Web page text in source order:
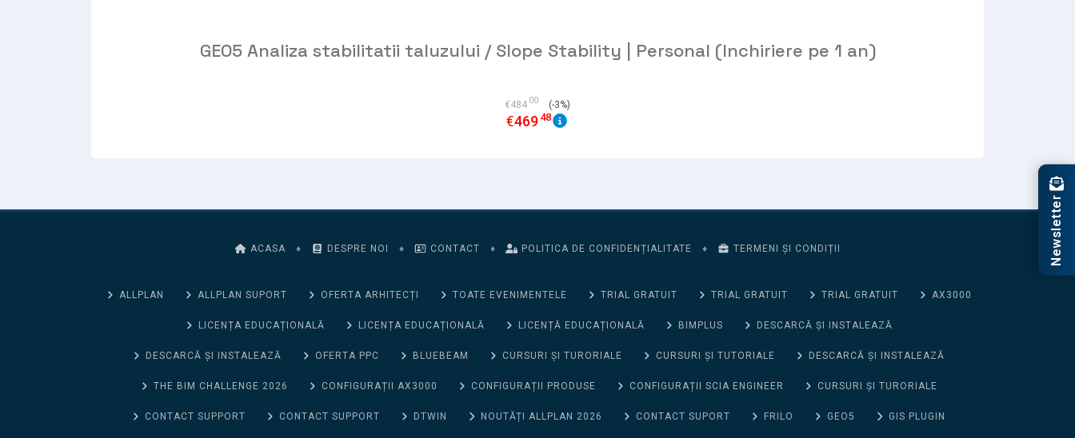
GEO5 Analiza stabilitatii taluzului / Slope Stability | Personal (Inchiriere pe 1 an)
€484 00 (-3%)
€469 48
ACASA ♦ DESPRE NOI ♦ CONTACT ♦ POLITICA DE CONFIDENȚIALITATE ♦ TERMENI ȘI CONDIȚII
ALLPLAN ALLPLAN SUPORT OFERTA ARHITECȚI TOATE EVENIMENTELE TRIAL GRATUIT TRIAL GRATUIT TRIAL GRATUIT AX3000
LICENȚA EDUCAȚIONALĂ LICENȚA EDUCAȚIONALĂ LICENȚĂ EDUCAȚIONALĂ BIMPLUS DESCARCĂ ȘI INSTALEAZĂ
DESCARCĂ ȘI INSTALEAZĂ OFERTA PPC BLUEBEAM CURSURI ȘI TURORIALE CURSURI ȘI TUTORIALE DESCARCĂ ȘI INSTALEAZĂ
THE BIM CHALLENGE 2026 CONFIGURAȚII AX3000 CONFIGURAȚII PRODUSE CONFIGURAȚII SCIA ENGINEER CURSURI ȘI TURORIALE
CONTACT SUPPORT CONTACT SUPPORT DTWIN NOUTĂȚI ALLPLAN 2026 CONTACT SUPORT FRILO GEO5 GIS PLUGIN
Newsletter